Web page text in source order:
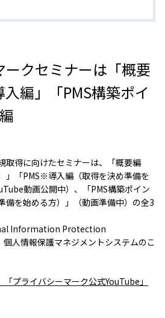
ークセミナーは「概要
編」「PMS構築ポイ
取得に向けたセミナーは、「概要編
」「PMS※導入編（取得を決め準備を
動画公開中）、「PMS構築ポイン
備を始める方）」（動画準備中）の全3
Information Protection
人情報保護マネジメントシステムのこ
プライバシーマーク公式YouTube」